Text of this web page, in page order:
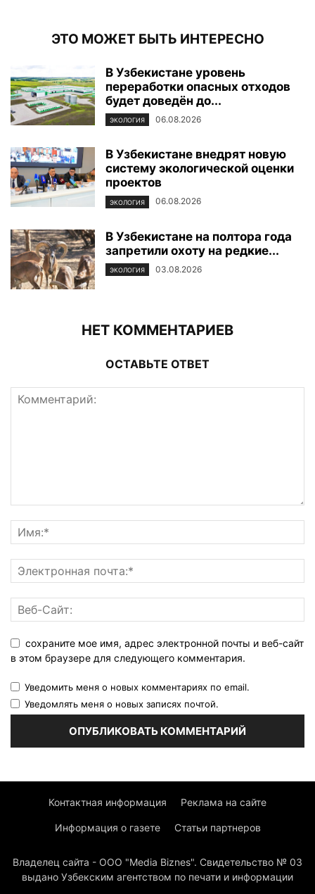
ЭТО МОЖЕТ БЫТЬ ИНТЕРЕСНО
В Узбекистане уровень
переработки опасных отходов
будет доведён до...
ЭКОЛОГИЯ 06.08.2026
В Узбекистане внедрят новую
систему экологической оценки
проектов
ЭКОЛОГИЯ 06.08.2026
В Узбекистане на полтора года
запретили охоту на редкие...
ЭКОЛОГИЯ 03.08.2026
НЕТ КОММЕНТАРИЕВ
ОСТАВЬТЕ ОТВЕТ
сохраните мое имя, адрес электронной почты и веб-сайт
в этом браузере для следующего комментария.
Уведомить меня о новых комментариях по email.
Уведомлять меня о новых записях почтой.
Контактная информация Реклама на сайте
Информация о газете Статьи партнеров
Владелец сайта - ООО "Media Biznes". Свидетельство № 03
выдано Узбекским агентством по печати и информации